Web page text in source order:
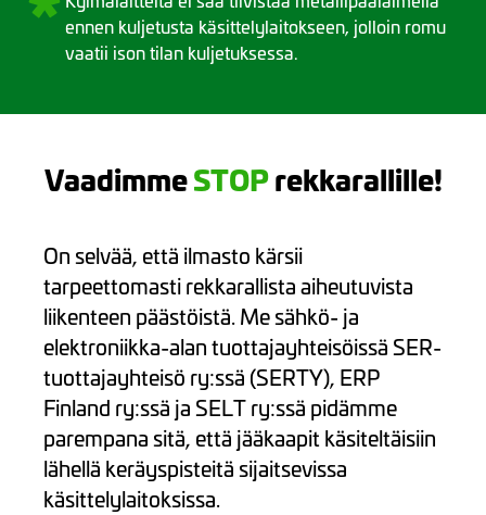
ennen kuljetusta käsittelylaitokseen, jolloin romu
vaatii ison tilan kuljetuksessa.
VaadimmeSTOPrekkarallille!
On selvää, että ilmasto kärsii
tarpeettomasti rekkarallista aiheutuvista
liikenteen päästöistä. Me sähkö- ja
elektroniikka-alan tuottajayhteisöissä SER-
tuottajayhteisö ry:ssä (SERTY), ERP
Finland ry:ssä ja SELT ry:ssä pidämme
parempana sitä, että jääkaapit käsiteltäisiin
lähellä keräyspisteitä sijaitsevissa
käsittelylaitoksissa.